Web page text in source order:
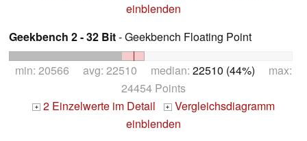
einblenden
Geekbench 2 - 32 Bit- Geekbench Floating Point
min: 20566 avg: 22510 median: 22510 (44%) max:
24454 Points
+ 2 Einzelwerte im Detail + Vergleichsdiagramm
einblenden